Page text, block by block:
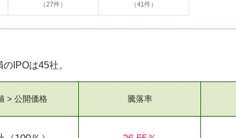
（27件） （41件）
IPOは45社。
> 公開価格 騰落率